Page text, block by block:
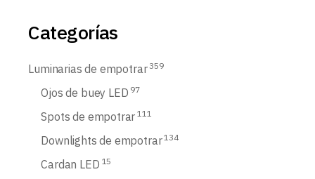
Categorías
Luminarias de empotrar 359
Ojos de buey LED 97
Spots de empotrar 111
Downlights de empotrar 134
Cardan LED 15